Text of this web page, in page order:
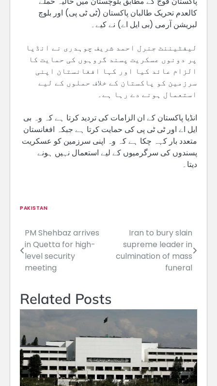
کالعدم تحریک طالبان پاکستان (ٹی ٹی پی) اور بلوچ
لبریشن آرمی (بی ایل اے) نے کیے۔
لیفٹیننٹ جنرل احمد شریف چوہدری نے انڈیا
پر دونوں عسکریت پسند گروہوں کی حمایت کا
الزام عائد کیا اور کہا افغانستان اپنی
سرزمین کو پاکستان کے خلاف حملوں کے لیے
استعمال ہونے دے رہا ہے۔
انڈیا پاکستان کے ان الزامات کی تردید کرتا ہے کہ وہ بی
ایل اے اور ٹی ٹی پی کی حمایت کرتا ہے جبکہ افغانستان
متعدد بار کہہ چکا ہے کہ وہ اپنی سرزمین کو عسکریت
پسندوں کی سرگرمیوں کے لیے استعمال نہیں ہونے
دیتا۔
PAKISTAN
Post
navigation
PM Shehbaz arrives
in Quetta for high-
level security
meeting
Iran to bury slain
supreme leader in
culmination of mass
funeral
Related Posts